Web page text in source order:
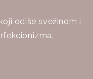
odiše svežinom i